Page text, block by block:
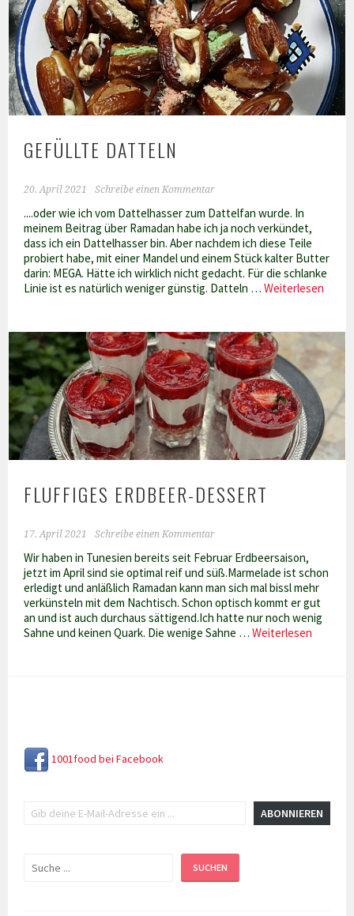
GEFÜLLTE DATTELN
20. April 2021 Schreibe einen Kommentar
....oder wie ich vom Dattelhasser zum Dattelfan wurde. In
meinem Beitrag über Ramadan habe ich ja noch verkündet,
dass ich ein Dattelhasser bin. Aber nachdem ich diese Teile
probiert habe, mit einer Mandel und einem Stück kalter Butter
darin: MEGA. Hätte ich wirklich nicht gedacht. Für die schlanke
Linie ist es natürlich weniger günstig. Datteln …Weiterlesen
FLUFFIGES ERDBEER-DESSERT
17. April 2021 Schreibe einen Kommentar
Wir haben in Tunesien bereits seit Februar Erdbeersaison,
jetzt im April sind sie optimal reif und süß.Marmelade ist schon
erledigt und anläßlich Ramadan kann man sich mal bissl mehr
verkünsteln mit dem Nachtisch. Schon optisch kommt er gut
an und ist auch durchaus sättigend.Ich hatte nur noch wenig
Sahne und keinen Quark. Die wenige Sahne …Weiterlesen
1001food bei Facebook
ABONNIEREN
Suchen SUCHEN